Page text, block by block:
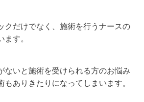
クだけでなく、施術を行うナースの
ます。
ないと施術を受けられる方のお悩み
もありきたりになってしまいます。